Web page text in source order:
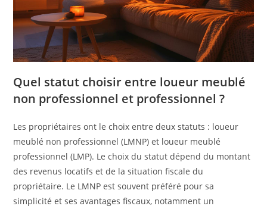
Quel statut choisir entre loueur meublé
non professionnel et professionnel ?
Les propriétaires ont le choix entre deux statuts : loueur
meublé non professionnel (LMNP) et loueur meublé
professionnel (LMP). Le choix du statut dépend du montant
des revenus locatifs et de la situation fiscale du
propriétaire. Le LMNP est souvent préféré pour sa
simplicité et ses avantages fiscaux, notamment un